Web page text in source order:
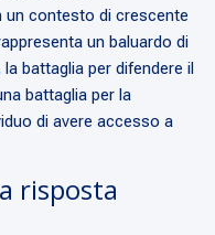
un contesto di crescente
un baluardo di
battaglia per difendere il
battaglia per la
di avere accesso a
risposta